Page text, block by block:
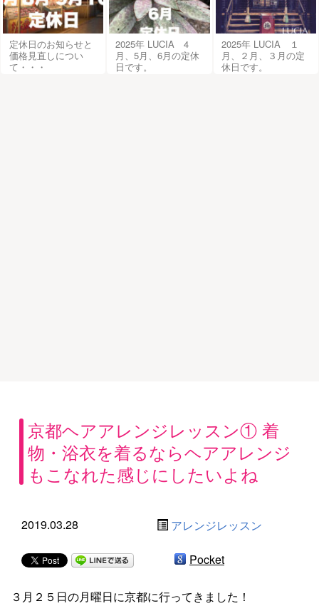
定休日のお知らせと
価格見直しについ
て・・・
2025年 LUCIA 4
月、5月、6月の定休
日です。
2025年 LUCIA １
月、２月、３月の定
休日です。
京都ヘアアレンジレッスン① 着
物・浴衣を着るならヘアアレンジ
もこなれた感じにしたいよね
2019.03.28 アレンジレッスン
Pocket
３月２５日の月曜日に京都に行ってきました！